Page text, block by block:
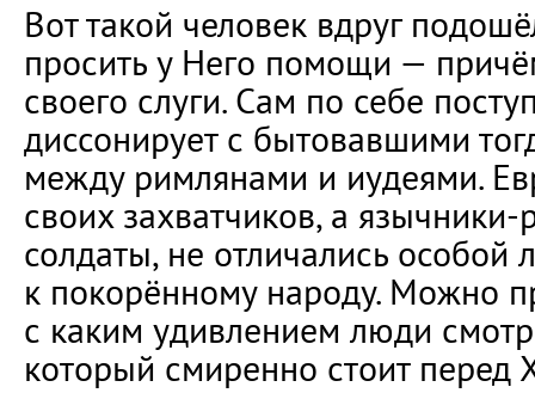
Вот такой человек вдруг
просить у Него помощи —
своего слуги. Сам по себе
диссонирует с бытовавшими
между римлянами и иудеями.
своих захватчиков, а
солдаты, не отличались особой
к покорённому народу. Можно
с каким удивлением люди
который смиренно стоит перед